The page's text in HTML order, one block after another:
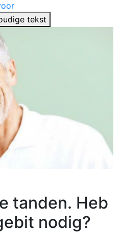
tekst
tanden. Heb
nodig?